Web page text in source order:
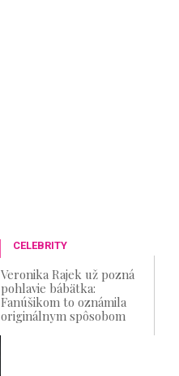
CELEBRITY
Veronika Rajek už pozná
pohlavie bábätka:
Fanúšikom to oznámila
originálnym spôsobom